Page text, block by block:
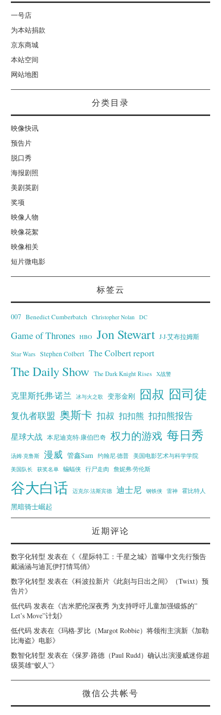
一号店
为本站捐款
京东商城
本站空间
网站地图
分类目录
映像快讯
预告片
脱口秀
海报剧照
美剧英剧
奖项
映像人物
映像花絮
映像相关
短片微电影
标签云
007 Benedict Cumberbatch Christopher Nolan DC
Game of Thrones HBO Jon Stewart J·J·艾布拉姆斯
Star Wars Stephen Colbert The Colbert report
The Daily Show The Dark Knight Rises X战警
克里斯托弗·诺兰 冰与火之歌 变形金刚 囧叔 囧司徒
复仇者联盟 奥斯卡 扣叔 扣扣熊 扣扣熊报告
星球大战 本尼迪克特·康伯巴奇 权力的游戏 每日秀
汤姆·克鲁斯 漫威 管鑫Sam 约翰尼·德普
美国电影艺术与科学学院
美国队长
获奖名单 蝙蝠侠 行尸走肉 詹妮弗·劳伦斯
谷大白话 迈克尔·法斯宾德 迪士尼 钢铁侠 雷神 霍比特人
黑暗骑士崛起
近期评论
数字化转型 发表在《 《星际特工：千星之城》首曝中文先行预告
戴涵涵与迪瓦伊打情骂俏》
数字化转型 发表在《科波拉新片《此刻与日出之间》（Twixt）预
告片》
低代码 发表在《吉米肥伦深夜秀 为支持呼吁儿童加强锻炼的”
Let’s Move”计划》
低代码 发表在《玛格·罗比（Margot Robbie）将领衔主演新《加勒
比海盗》电影》
数智化转型 发表在《保罗·路德（Paul Rudd）确认出演漫威迷你超
级英雄“蚁人”》
微信公共帐号